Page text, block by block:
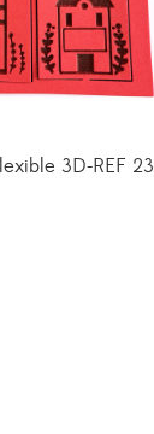
3D-REF 23